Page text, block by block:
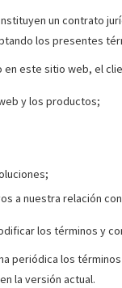
un contrato
los presentes
en este sitio web, el
y los productos;
a nuestra relación
los términos y
periódica los
la versión actual.